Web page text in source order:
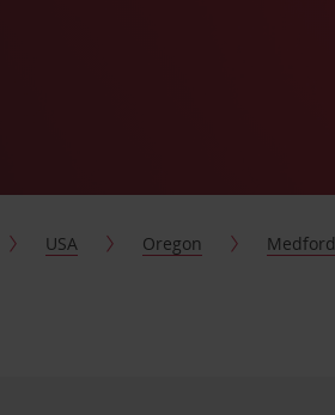
USA Oregon Medford